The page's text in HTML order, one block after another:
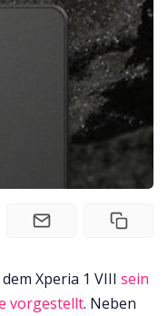
Xperia 1 VIII sein
vorgestellt. Neben